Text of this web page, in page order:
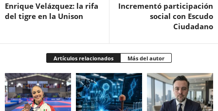
Enrique Velázquez: la rifa
del tigre en la Unison
Incrementó participación
social con Escudo
Ciudadano
Artículos relacionados Más del autor